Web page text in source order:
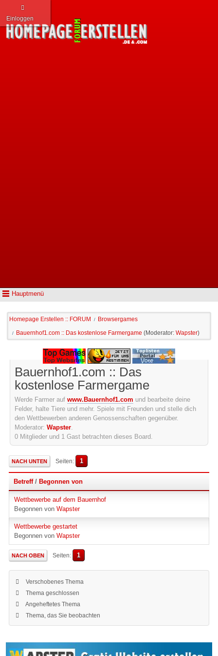
Hauptmenü
Einloggen
Homepage Erstellen :: FORUM / Browsergames
/ Bauernhof1.com :: Das kostenlose Farmergame (Moderator: Wapster)
Bauernhof1.com :: Das
kostenlose Farmergame
Werde Farmer auf www.Bauernhof1.com und bearbeite deine
Felder, halte Tiere und mehr. Spiele mit Freunden und stelle dich
den Wettbewerben anderen Genossenschaften gegenüber.
Moderator: Wapster.
0 Mitglieder und 1 Gast betrachten dieses Board.
NACH UNTEN Seiten 1
Betreff/ Begonnen von
Wettbewerbe auf dem Bauernhof
Begonnen von Wapster
Wettbewerbe gestartet
Begonnen von Wapster
NACH OBEN Seiten 1
Verschobenes Thema
Thema geschlossen
Angeheftetes Thema
Thema, das Sie beobachten